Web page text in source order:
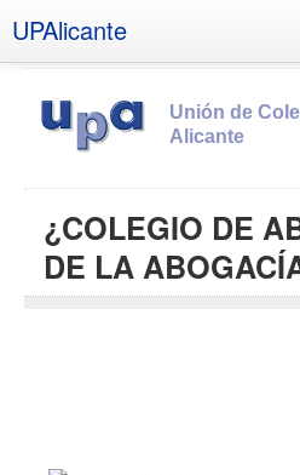
UPAlicante
Unión de
Alicante
Información
¿COLEGIO DE
DE LA